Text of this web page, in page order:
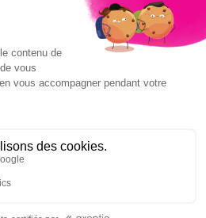
des Avis Garantis,cliquez ici pour